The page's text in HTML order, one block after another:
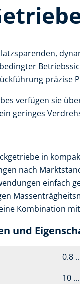
präzise
verfügen sie
geringes
in
nach
einfach
Kombination
und
0.8
10